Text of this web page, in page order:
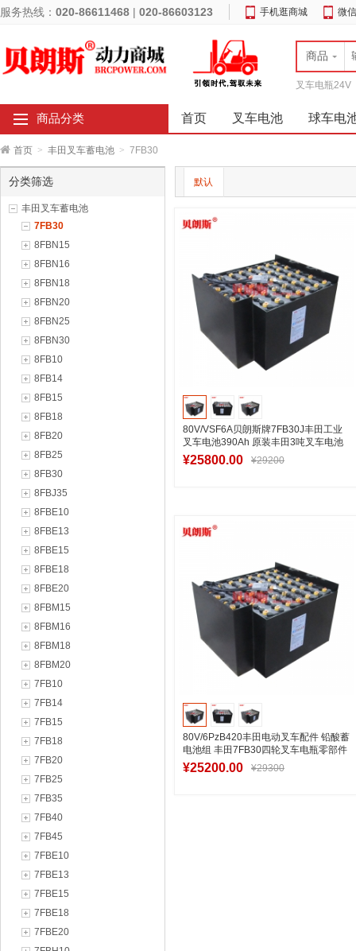
服务热线： 020-86611468 | 020-86603123 手机逛商城 微
商品
叉车电瓶24V
商品分类 首页 叉车电池 球车电
首页 > 丰田叉车蓄电池 > 7FB30
分类筛选
丰田叉车蓄电池
7FB30
8FBN15
8FBN16
8FBN18
8FBN20
8FBN25
8FBN30
8FB10
8FB14
8FB15
8FB18
8FB20
8FB25
8FB30
8FBJ35
8FBE10
8FBE13
8FBE15
8FBE18
8FBE20
8FBM15
8FBM16
8FBM18
8FBM20
7FB10
7FB14
7FB15
7FB18
7FB20
7FB25
7FB35
7FB40
7FB45
7FBE10
7FBE13
7FBE15
7FBE18
7FBE20
默认
80V/VSF6A贝朗斯牌7FB30J丰田工业
叉车电池390Ah 原装丰田3吨叉车电池
安装厂家
¥25800.00 ¥29200
80V/6PzB420丰田电动叉车配件 铅酸蓄
电池组 丰田7FB30四轮叉车电瓶零部件
¥25200.00 ¥29300